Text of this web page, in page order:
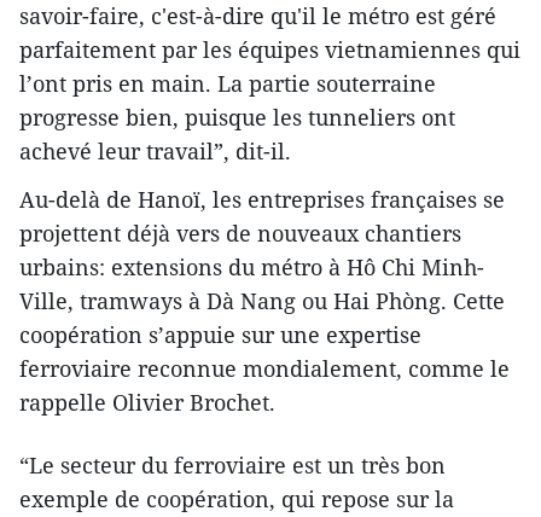
savoir-faire, c'est-à-dire qu'il le métro est géré
parfaitement par les équipes vietnamiennes qui
l’ont pris en main. La partie souterraine
progresse bien, puisque les tunneliers ont
achevé leur travail”, dit-il.
Au-delà de Hanoï, les entreprises françaises se
projettent déjà vers de nouveaux chantiers
urbains: extensions du métro à Hô Chi Minh-
Ville, tramways à Dà Nang ou Hai Phòng. Cette
coopération s’appuie sur une expertise
ferroviaire reconnue mondialement, comme le
rappelle Olivier Brochet.
“Le secteur du ferroviaire est un très bon
exemple de coopération, qui repose sur la